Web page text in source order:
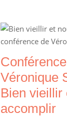
Véronique
Bien vieillir
accomplir